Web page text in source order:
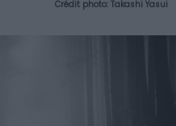
Crédit photo: Takashi Yasui